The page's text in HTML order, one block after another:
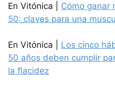
En Vitónica | Cómo ganar
50: claves para una
En Vitónica | Los cinco
50 años deben cumplir
la flacidez